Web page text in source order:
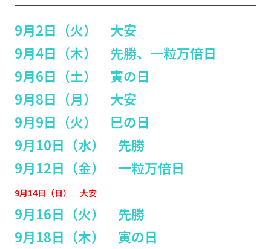
9月2日（火） 大安
9月4日（木） 先勝、一粒万倍日
9月6日（土） 寅の日
9月8日（月） 大安
9月9日（火） 巳の日
9月10日（水） 先勝
9月12日（金） 一粒万倍日
9月14日（日） 大安
9月16日（火） 先勝
9月18日（木） 寅の日